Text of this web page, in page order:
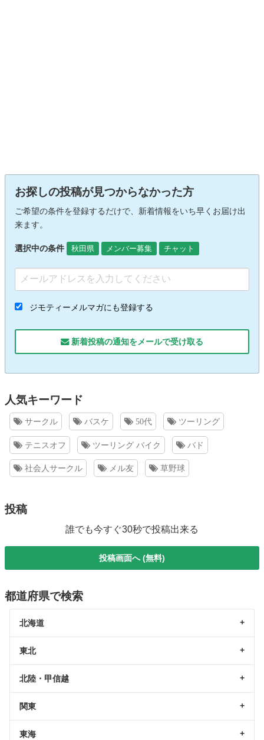
お探しの投稿が見つからなかった方
ご希望の条件を登録するだけで、新着情報をいち早くお届け出
来ます。
選択中の条件 秋田県 メンバー募集 チャット
ジモティーメルマガにも登録する
新着投稿の通知をメールで受け取る
人気キーワード
サークル バスケ 50代 ツーリング
テニスオフ ツーリング バイク バド
社会人サークル メル友 草野球
投稿
誰でも今すぐ30秒で投稿出来る
投稿画面へ (無料)
都道府県で検索
北海道
東北
北陸・甲信越
関東
東海